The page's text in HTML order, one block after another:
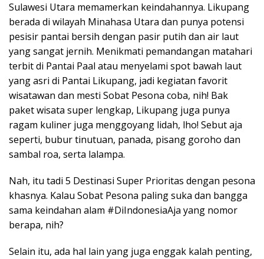
Sulawesi Utara memamerkan keindahannya. Likupang
berada di wilayah Minahasa Utara dan punya potensi
pesisir pantai bersih dengan pasir putih dan air laut
yang sangat jernih. Menikmati pemandangan matahari
terbit di Pantai Paal atau menyelami spot bawah laut
yang asri di Pantai Likupang, jadi kegiatan favorit
wisatawan dan mesti Sobat Pesona coba, nih! Bak
paket wisata super lengkap, Likupang juga punya
ragam kuliner juga menggoyang lidah, lho! Sebut aja
seperti, bubur tinutuan, panada, pisang goroho dan
sambal roa, serta lalampa.
Nah, itu tadi 5 Destinasi Super Prioritas dengan pesona
khasnya. Kalau Sobat Pesona paling suka dan bangga
sama keindahan alam #DiIndonesiaAja yang nomor
berapa, nih?
Selain itu, ada hal lain yang juga enggak kalah penting,